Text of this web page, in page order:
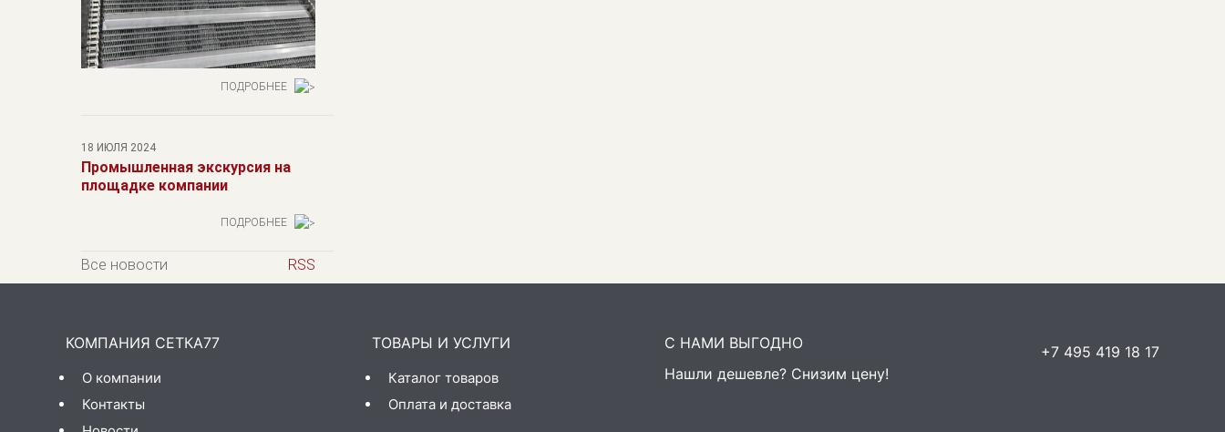
ПОДРОБНЕЕ
18 ИЮЛЯ 2024
Промышленная экскурсия на
площадке компании
ПОДРОБНЕЕ
Все новости RSS
КОМПАНИЯ СЕТКА77
О компании
Контакты
ТОВАРЫ И УСЛУГИ
Каталог товаров
Оплата и доставка
С НАМИ ВЫГОДНО
Нашли дешевле? Снизим цену!
+7 495 419 18 17